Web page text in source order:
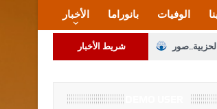
الأخبار بانوراما الوفيات
شريط الأخبار
العقارية